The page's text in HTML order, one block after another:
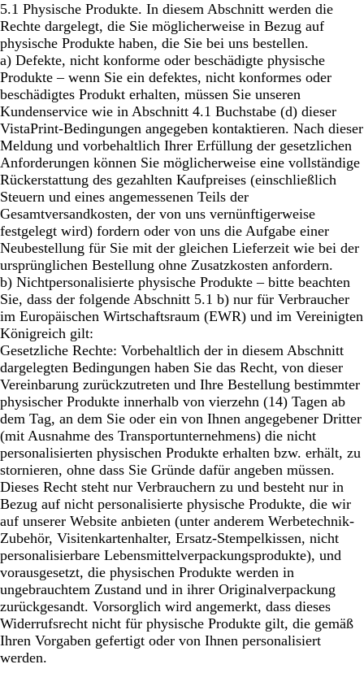
5.1 Physische Produkte. In diesem Abschnitt werden die
Rechte dargelegt, die Sie möglicherweise in Bezug auf
physische Produkte haben, die Sie bei uns bestellen.
a) Defekte, nicht konforme oder beschädigte physische
Produkte – wenn Sie ein defektes, nicht konformes oder
beschädigtes Produkt erhalten, müssen Sie unseren
Kundenservice wie in Abschnitt 4.1 Buchstabe (d) dieser
VistaPrint-Bedingungen angegeben kontaktieren. Nach dieser
Meldung und vorbehaltlich Ihrer Erfüllung der gesetzlichen
Anforderungen können Sie möglicherweise eine vollständige
Rückerstattung des gezahlten Kaufpreises (einschließlich
Steuern und eines angemessenen Teils der
Gesamtversandkosten, der von uns vernünftigerweise
festgelegt wird) fordern oder von uns die Aufgabe einer
Neubestellung für Sie mit der gleichen Lieferzeit wie bei der
ursprünglichen Bestellung ohne Zusatzkosten anfordern.
b) Nichtpersonalisierte physische Produkte – bitte beachten
Sie, dass der folgende Abschnitt 5.1 b) nur für Verbraucher
im Europäischen Wirtschaftsraum (EWR) und im Vereinigten
Königreich gilt:
Gesetzliche Rechte: Vorbehaltlich der in diesem Abschnitt
dargelegten Bedingungen haben Sie das Recht, von dieser
Vereinbarung zurückzutreten und Ihre Bestellung bestimmter
physischer Produkte innerhalb von vierzehn (14) Tagen ab
dem Tag, an dem Sie oder ein von Ihnen angegebener Dritter
(mit Ausnahme des Transportunternehmens) die nicht
personalisierten physischen Produkte erhalten bzw. erhält, zu
stornieren, ohne dass Sie Gründe dafür angeben müssen.
Dieses Recht steht nur Verbrauchern zu und besteht nur in
Bezug auf nicht personalisierte physische Produkte, die wir
auf unserer Website anbieten (unter anderem Werbetechnik-
Zubehör, Visitenkartenhalter, Ersatz-Stempelkissen, nicht
personalisierbare Lebensmittelverpackungsprodukte), und
vorausgesetzt, die physischen Produkte werden in
ungebrauchtem Zustand und in ihrer Originalverpackung
zurückgesandt. Vorsorglich wird angemerkt, dass dieses
Widerrufsrecht nicht für physische Produkte gilt, die gemäß
Ihren Vorgaben gefertigt oder von Ihnen personalisiert
werden.